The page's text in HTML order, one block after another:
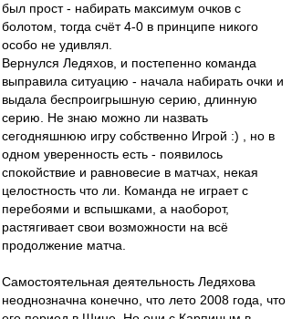
был прост - набирать максимум очков с
болотом, тогда счёт 4-0 в принципе никого
особо не удивлял.
Вернулся Ледяхов, и постепенно команда
выправила ситуацию - начала набирать очки и
выдала беспроигрышную серию, длинную
серию. Не знаю можно ли назвать
сегодняшнюю игру собственно Игрой :) , но в
одном уверенность есть - появилось
спокойствие и равновесие в матчах, некая
целостность что ли. Команда не играет с
перебоями и вспышками, а наоборот,
растягивает свои возможности на всё
продолжение матча.
Самостоятельная деятельность Ледяхова
неоднозначна конечно, что лето 2008 года, что